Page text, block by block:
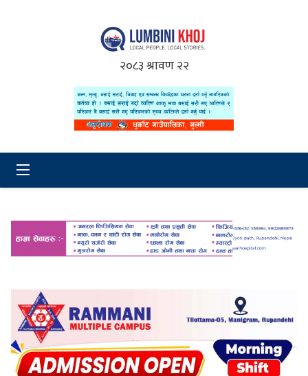
२०८३ श्रावण २२